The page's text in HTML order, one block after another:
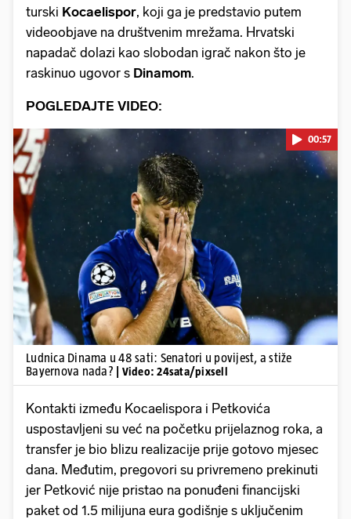
turski Kocaelispor, koji ga je predstavio putem
videoobjave na društvenim mrežama. Hrvatski
napadač dolazi kao slobodan igrač nakon što je
raskinuo ugovor s Dinamom.
POGLEDAJTE VIDEO:
Pokretanje videa...
00:57
Ludnica Dinama u 48 sati: Senatori u povijest, a stiže
Bayernova nada?
| Video: 24sata/pixsell
Kontakti između Kocaelispora i Petkovića
uspostavljeni su već na početku prijelaznog roka, a
transfer je bio blizu realizacije prije gotovo mjesec
dana. Međutim, pregovori su privremeno prekinuti
jer Petković nije pristao na ponuđeni financijski
paket od 1.5 milijuna eura godišnje s uključenim